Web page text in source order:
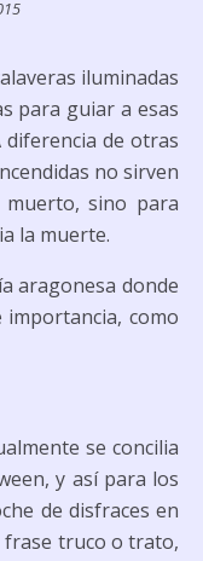
iluminadas
para guiar a esas
diferencia de otras
no sirven
sino para
la muerte.
aragonesa donde
como
se concilia
y así para los
de disfraces en
frase truco o trato,